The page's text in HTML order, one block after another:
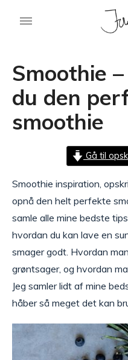
Smoothie
du den
smoothie
Gå til
Smoothie inspiration,
opnå den helt perfekte
samle alle mine bedste
hvordan du kan lave en
smager godt. Hvordan
grøntsager, og hvordan
Jeg samler lidt af mine
håber så meget det kan